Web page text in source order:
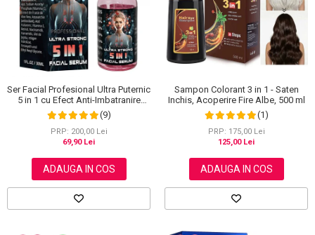
Ser Facial Profesional Ultra Puternic
5 in 1 cu Efect Anti-Imbatranire
NOVA KISS®, 30 ml
(9)
PRP: 200,00 Lei
69,90 Lei
ADAUGA IN COS
Sampon Colorant 3 in 1 - Saten
Inchis, Acoperire Fire Albe, 500 ml
(1)
PRP: 175,00 Lei
125,00 Lei
ADAUGA IN COS